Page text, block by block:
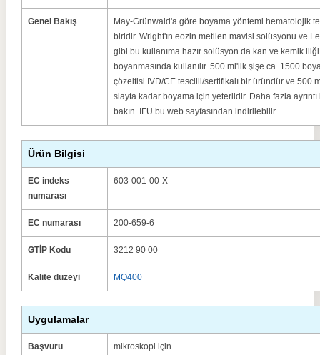
Genel Bakış
May-Grünwald'a göre boyama yöntemi hematolojik
biridir. Wright'ın eozin metilen mavisi solüsyonu ve
gibi bu kullanıma hazır solüsyon da kan ve kemik
boyanmasında kullanılır. 500 ml'lik şişe ca. 1500
çözeltisi IVD/CE tescilli/sertifikalı bir üründür ve
slayta kadar boyama için yeterlidir. Daha fazla
bakın. IFU bu web sayfasından indirilebilir.
Ürün Bilgisi
EC indeks
numarası
603-001-00-X
EC numarası 200-659-6
GTİP Kodu 3212 90 00
Kalite düzeyi MQ400
Uygulamalar
Başvuru mikroskopi için